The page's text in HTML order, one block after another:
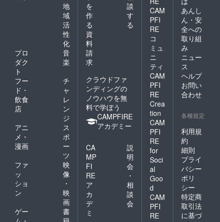
位予定
になり
ます。
地
域
活
性
化
プロ
ダク
ト
音
楽
フー
ド・
飲食
店
チ
ャ
レ
ン
ジ
アニ
メ・
漫画
ス
ポ
ー
ツ
ファ
ッ
ショ
ン
映
像
・
映
画
ゲー
書
を
作
る
談
す
る
資
料
請
求
クラウドファ
ンディングの
ノウハウを無
料で学ぼう
CAMPFIRE
アカデミー
CA
MP
FI
RE
ア
カ
デ
ミ
説
明
会
・
相
談
会
CAM
PFI
RE
コ
ミュ
ニ
ティ
CAM
PFI
RE
Crea
tion
CAM
PFI
RE
for
Soci
al
Goo
d
CAM
PFI
RE
あんし
ん・安
全への
取り組
み
ニュー
ス
ヘルプ
お問い
合わせ
各種規定
利用規
約
細則
プライ
バシー
ポリ
シー
特定商
取引法
に基づ